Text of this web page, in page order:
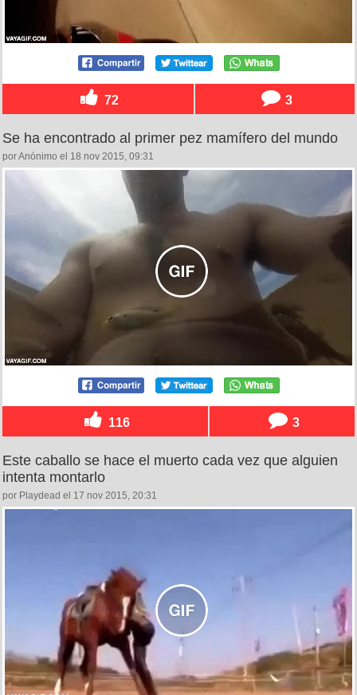
72 3
Se ha encontrado al primer pez mamífero del mundo
por Anónimo el 18 nov 2015, 09:31
116 3
Este caballo se hace el muerto cada vez que alguien
intenta montarlo
por Playdead el 17 nov 2015, 20:31